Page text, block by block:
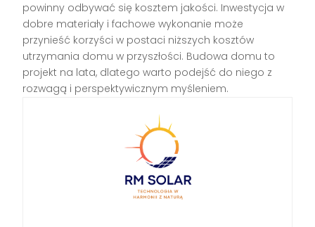
powinny odbywać się kosztem jakości. Inwestycja w
dobre materiały i fachowe wykonanie może
przynieść korzyści w postaci niższych kosztów
utrzymania domu w przyszłości. Budowa domu to
projekt na lata, dlatego warto podejść do niego z
rozwagą i perspektywicznym myśleniem.